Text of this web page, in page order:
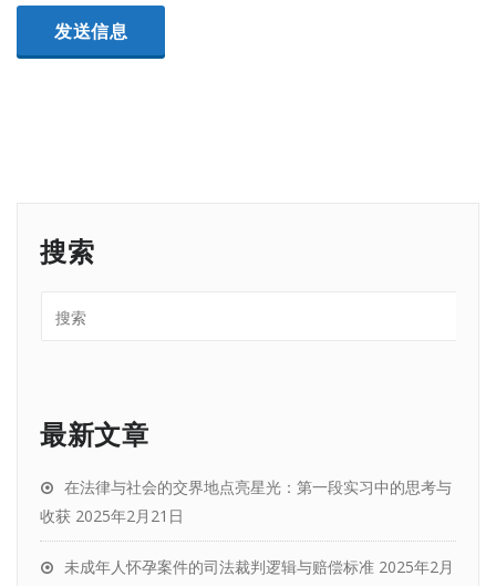
搜索
最新文章
在法律与社会的交界地点亮星光：第一段实习中的思考与
收获 2025年2月21日
未成年人怀孕案件的司法裁判逻辑与赔偿标准 2025年2月